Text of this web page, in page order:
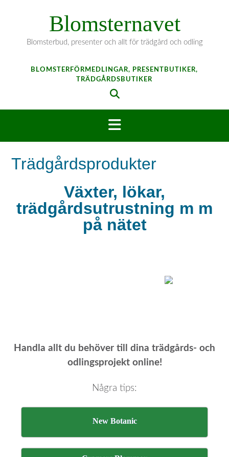
Blomsternavet
Blomsterbud, presenter och allt för trädgård och odling
BLOMSTERFÖRMEDLINGAR, PRESENTBUTIKER,
TRÄDGÅRDSBUTIKER
Trädgårdsprodukter
Växter, lökar,
trädgårdsutrustning m m
på nätet
Handla allt du behöver till dina trädgårds- och
odlingsprojekt online!
Några tips:
New Botanic